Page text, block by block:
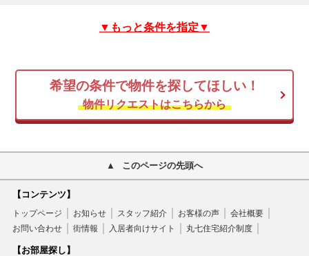
▼もっと条件を指定▼
希望の条件で物件を探してほしい！
物件リクエストはこちらから
このページの先頭へ
【コンテンツ】
トップページ お知らせ スタッフ紹介 お客様の声
会社概要
お問い合わせ
街情報 入居者向けサイト 丸七住宅紹介制度
【お部屋探し】